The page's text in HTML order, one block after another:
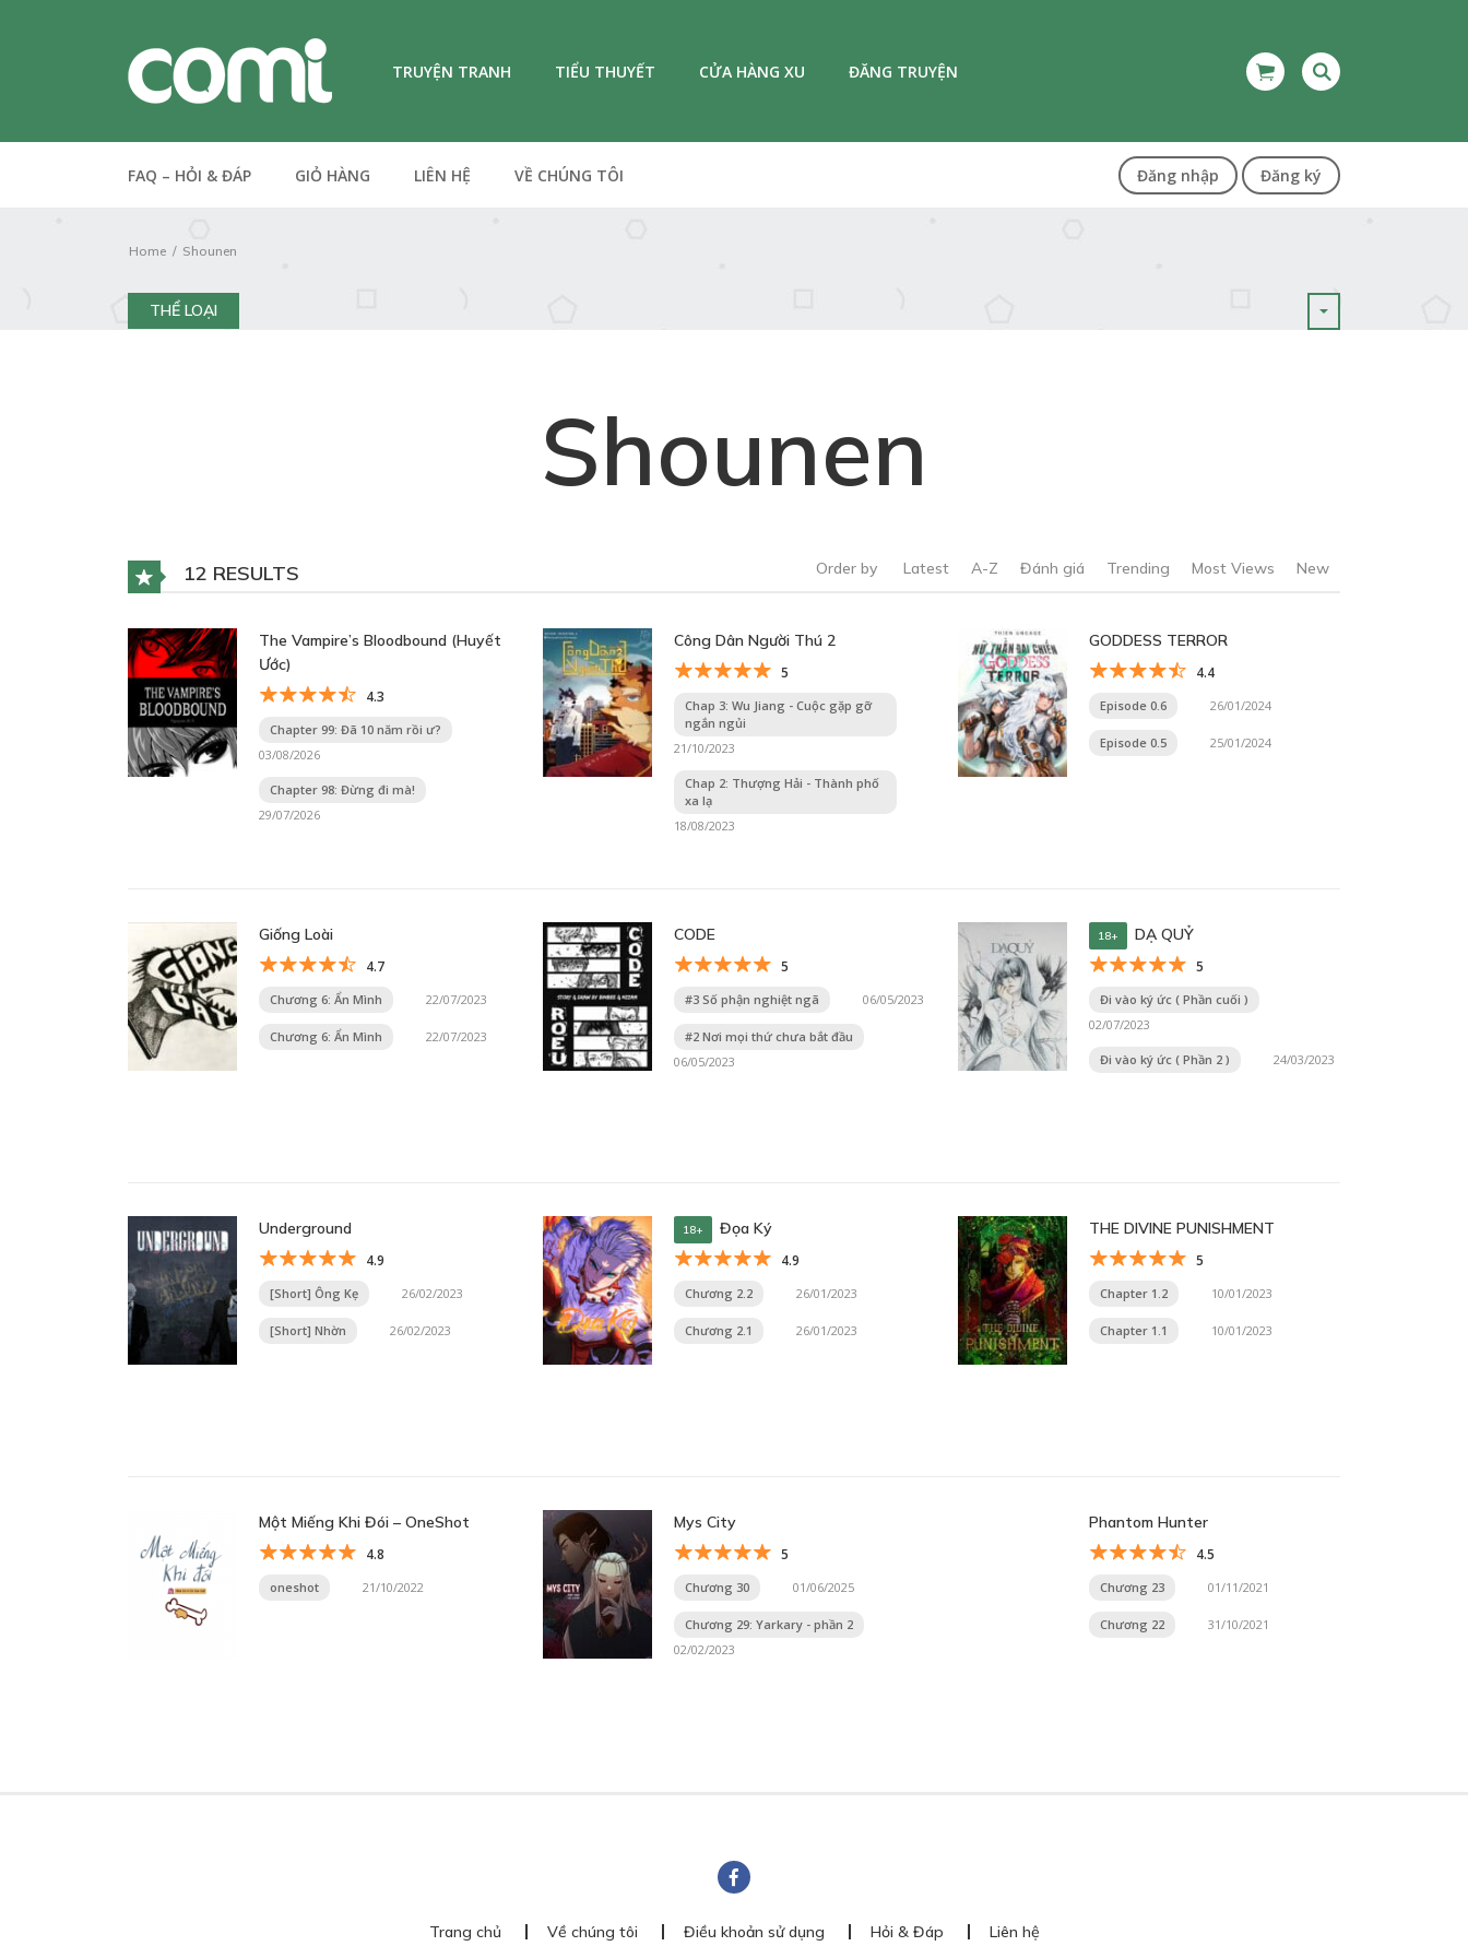
TRUYỆN TRANH TIỂU THUYẾT CỬA HÀNG XU ĐĂNG TRUYỆN
FAQ – HỎI & ĐÁP GIỎ HÀNG LIÊN HỆ VỀ CHÚNG TÔI Đăng nhập Đăng ký
Home Shounen
THỂ LOẠI
Shounen
12 RESULTS Order by Latest A-Z Đánh giá Trending Most Views New
The Vampire’s Bloodbound (Huyết
Ước)
4.3
Chapter 99: Đã 10 năm rồi ư?
03/08/2026
Chapter 98: Đừng đi mà!
29/07/2026
Công Dân Người Thú 2
5
Chap 3: Wu Jiang - Cuộc gặp gỡ
ngắn ngủi
21/10/2023
Chap 2: Thượng Hải - Thành phố
xa lạ
18/08/2023
GODDESS TERROR
4.4
Episode 0.6 26/01/2024
Episode 0.5 25/01/2024
Giống Loài
4.7
Chương 6: Ẩn Mình 22/07/2023
Chương 6: Ẩn Mình 22/07/2023
CODE
5
#3 Số phận nghiệt ngã 06/05/2023
#2 Nơi mọi thứ chưa bắt đầu
06/05/2023
18+ DẠ QUỶ
5
Đi vào ký ức ( Phần cuối )
02/07/2023
Đi vào ký ức ( Phần 2 ) 24/03/2023
Underground
4.9
[Short] Ông Kẹ 26/02/2023
[Short] Nhờn 26/02/2023
18+ Đọa Ký
4.9
Chương 2.2 26/01/2023
Chương 2.1 26/01/2023
THE DIVINE PUNISHMENT
5
Chapter 1.2 10/01/2023
Chapter 1.1 10/01/2023
Một Miếng Khi Đói – OneShot
4.8
oneshot 21/10/2022
Mys City
5
Chương 30 01/06/2025
Chương 29: Yarkary - phần 2
02/02/2023
Phantom Hunter
4.5
Chương 23 01/11/2021
Chương 22 31/10/2021
Trang chủ Về chúng tôi Điều khoản sử dụng Hỏi & Đáp Liên hệ